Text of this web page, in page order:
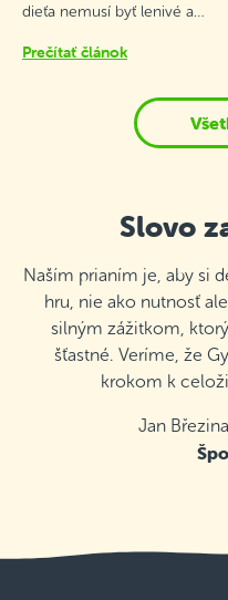
dieťa nemusí byť lenivé a…
Prečítať článok
Slovo
Naším prianím je, aby si
hru, nie ako nutnosť
silným zážitkom,
šťastné. Veríme, že
krokom k
Jan